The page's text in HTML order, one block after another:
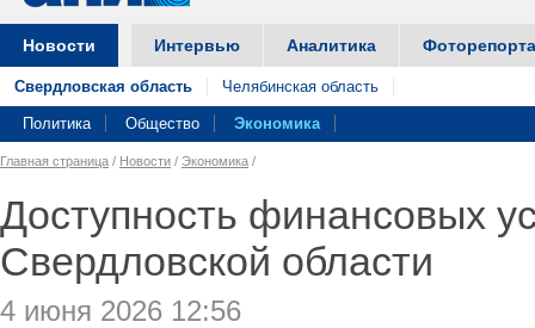
Новости Интервью Аналитика
Свердловская область Челябинская область
Политика Общество Экономика
Главная страница / Новости / Экономика /
Доступность финансовых
Свердловской области
4 июня 2026 12:56